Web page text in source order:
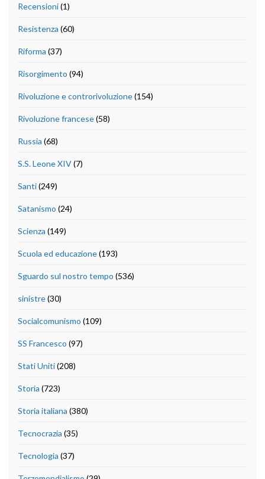
Recensioni(1)
Resistenza (60)
Riforma (37)
Risorgimento (94)
Rivoluzione e controrivoluzione(154)
Rivoluzione francese(58)
Russia (68)
S.S. Leone XIV(7)
Santi(249)
Satanismo (24)
Scienza (149)
Scuola ed educazione(193)
Sguardo sul nostro tempo (536)
sinistre(30)
Socialcomunismo (109)
SS Francesco (97)
Stati Uniti(208)
Storia (723)
Storia italiana (380)
Tecnocrazia (35)
Tecnologia (37)